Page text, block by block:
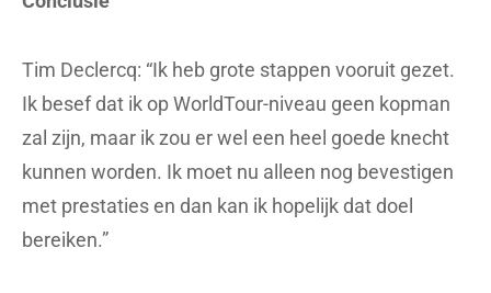
Tim Declercq: “Ik heb grote stappen vooruit gezet.
Ik besef dat ik op WorldTour-niveau geen kopman
zal zijn, maar ik zou er wel een heel goede knecht
kunnen worden. Ik moet nu alleen nog bevestigen
met prestaties en dan kan ik hopelijk dat doel
bereiken.”